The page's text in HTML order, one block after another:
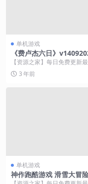
单机游戏
《费卢杰六日》
机版
【资源之家】每日免费更新
的副业项目资源 游戏介绍 Six
in ...3 年前
单机游戏
神作跑酷游戏 滑雪大冒